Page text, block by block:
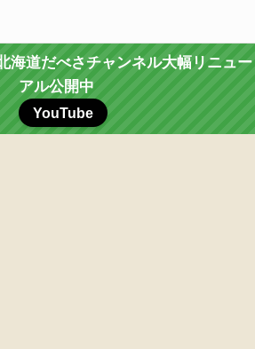
道だべさチャンネル大幅リニュー
アル公開中
YouTube